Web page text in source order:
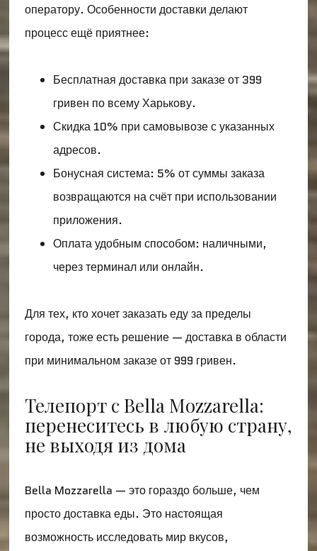
оператору. Особенности доставки делают
процесс ещё приятнее:
Бесплатная доставка при заказе от 399
гривен по всему Харькову.
Скидка 10% при самовывозе с указанных
адресов.
Бонусная система: 5% от суммы заказа
возвращаются на счёт при использовании
приложения.
Оплата удобным способом: наличными,
через терминал или онлайн.
Для тех, кто хочет заказать еду за пределы
города, тоже есть решение — доставка в области
при минимальном заказе от 999 гривен.
Телепорт с Bella Mozzarella:
перенеситесь в любую страну,
не выходя из дома
Bella Mozzarella — это гораздо больше, чем
просто доставка еды. Это настоящая
возможность исследовать мир вкусов,